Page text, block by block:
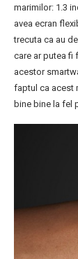
marimilor: 1.3
avea ecran
trecuta ca au
care ar putea fi
acestor
faptul ca acest
bine bine la fel